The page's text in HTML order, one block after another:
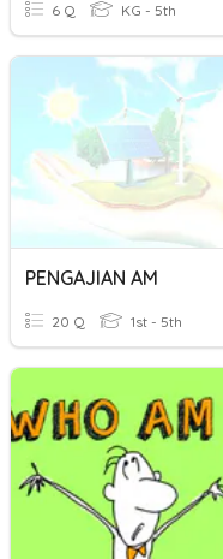
6 Q KG - 5th
PENGAJIAN AM
20 Q 1st - 5th